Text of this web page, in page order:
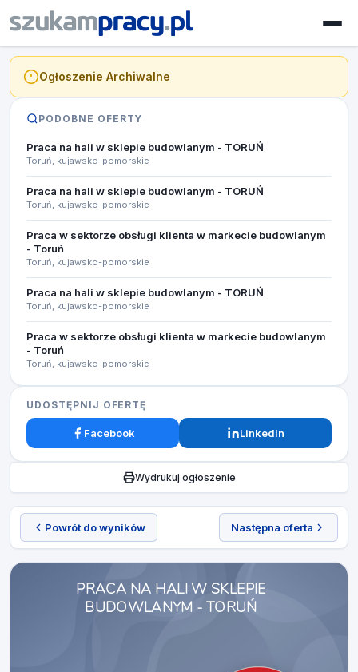
Powrót do wyników Następna oferta
PRACA NA HALI W SKLEPIE
BUDOWLANYM - TORUŃ​
Ogłoszenie Archiwalne
PODOBNE OFERTY
Praca na hali w sklepie budowlanym - TORUŃ
Toruń, kujawsko-pomorskie
Praca na hali w sklepie budowlanym - TORUŃ
Toruń, kujawsko-pomorskie
Praca w sektorze obsługi klienta w markecie budowlanym
- Toruń
Toruń, kujawsko-pomorskie
Praca na hali w sklepie budowlanym - TORUŃ
Toruń, kujawsko-pomorskie
Praca w sektorze obsługi klienta w markecie budowlanym
- Toruń
Toruń, kujawsko-pomorskie
UDOSTĘPNIJ OFERTĘ
Facebook LinkedIn
Wydrukuj ogłoszenie